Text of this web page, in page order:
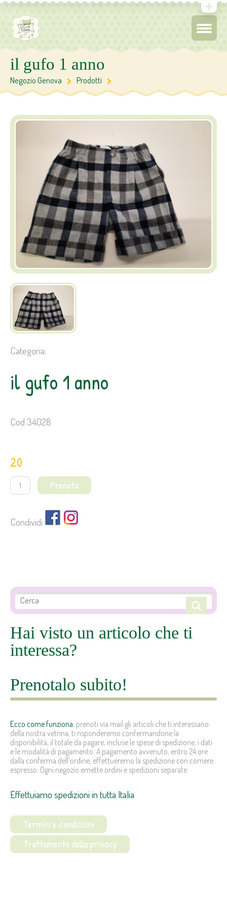
il gufo 1 anno
Negozio Genova Prodotti
Hai visto un articolo che ti
interessa?
Prenotalo subito!
Ecco come funziona: prenoti via mail gli articoli che ti interessano
della nostra vetrina, ti risponderemo confermandone la
disponibilità, il totale da pagare, incluse le spese di spedizione, i dati
e le modalità di pagamento. A pagamento avvenuto, entro 24 ore
dalla conferma dell’ordine, effettueremo la spedizione con corriere
espresso. Ogni negozio emette ordini e spedizioni separate.
Effettuiamo spedizioni in tutta Italia
Termini e condizioni
Trattamento della privacy
Categoria:
il gufo 1 anno
Cod 34028
20
Prenota
Condividi